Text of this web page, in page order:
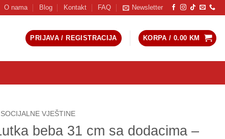
O nama Blog Kontakt FAQ Newsletter
PRIJAVA / REGISTRACIJA KORPA / 0.00 KM
SOCIJALNE VJEŠTINE
beba 31 cm sa dodacima –